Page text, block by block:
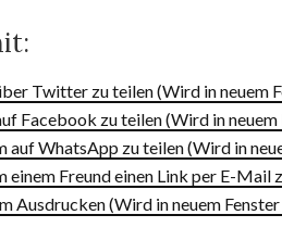
Twitter zu teilen (Wird in neuem
Facebook zu teilen (Wird in
auf WhatsApp zu teilen (Wird in
einem Freund einen Link per E-
Ausdrucken (Wird in neuem